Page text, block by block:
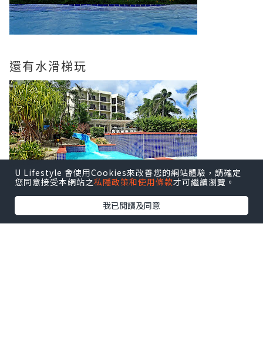
還有水滑梯玩
有人拿了天鵝水泡, 我都想要呢
U Lifestyle 會使用Cookies來改善您的網站體驗，請確定
您同意接受本網站之私隱政策和使用條款才可繼續瀏覽。
我已閱讀及同意